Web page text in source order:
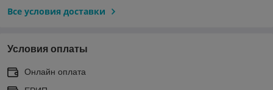
Все условия доставки
Условия оплаты
Онлайн оплата